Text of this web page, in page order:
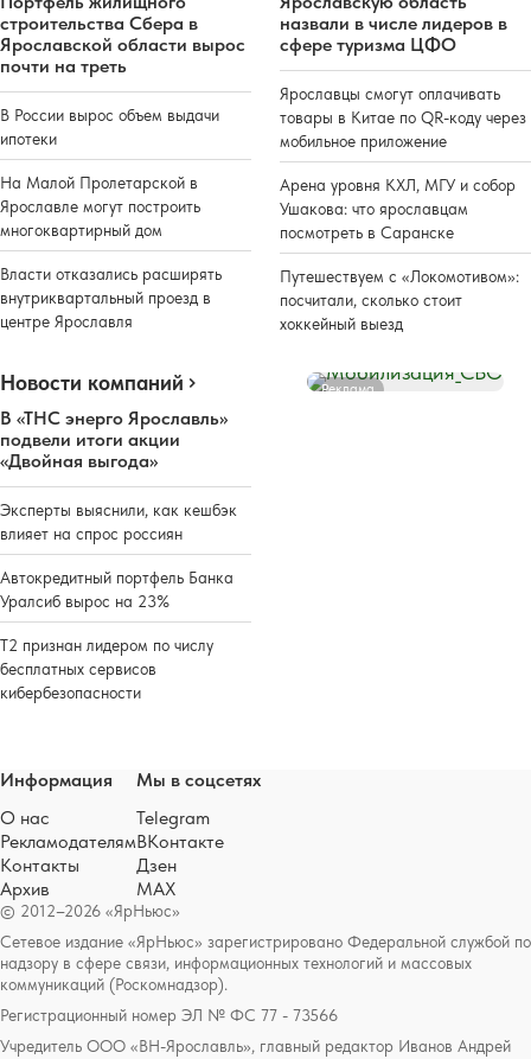
строительства Сбера в
Ярославской области вырос
почти на треть
В России вырос объем выдачи
ипотеки
На Малой Пролетарской в
Ярославле могут построить
многоквартирный дом
Власти отказались расширять
внутриквартальный проезд в
центре Ярославля
назвали в числе лидеров в
сфере туризма ЦФО
Ярославцы смогут оплачивать
товары в Китае по QR-коду через
мобильное приложение
Арена уровня КХЛ, МГУ и собор
Ушакова: что ярославцам
посмотреть в Саранске
Путешествуем с «Локомотивом»:
посчитали, сколько стоит
хоккейный выезд
Новости компаний
В «ТНС энерго Ярославль»
подвели итоги акции
«Двойная выгода»
Эксперты выяснили, как кешбэк
влияет на спрос россиян
Автокредитный портфель Банка
Уралсиб вырос на 23%
Т2 признан лидером по числу
бесплатных сервисов
кибербезопасности
Реклама
© 2012–2026 «ЯрНьюс»
Сетевое издание «ЯрНьюс» зарегистрировано Федеральной службой по
надзору в сфере связи, информационных технологий и массовых
коммуникаций (Роскомнадзор).
Регистрационный номер ЭЛ № ФС 77 - 73566
Учредитель ООО «ВН-Ярославль», главный редактор Иванов Андрей
Информация
О нас
Рекламодателям
Контакты
Архив
Мы в соцсетях
Telegram
ВКонтакте
Дзен
MAX